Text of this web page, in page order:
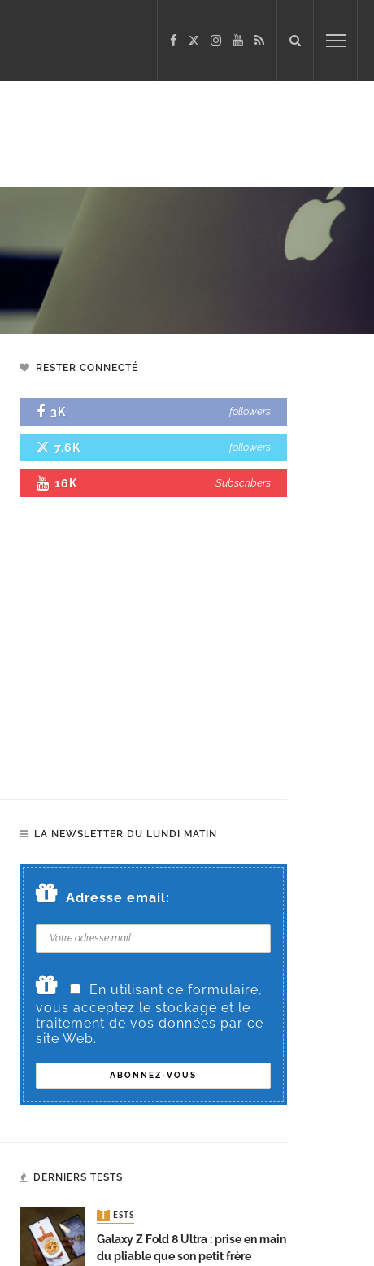
RESTER CONNECTÉ
3K followers
7.6K followers
16K Subscribers
LA NEWSLETTER DU LUNDI MATIN
Adresse email:
En utilisant ce formulaire,
vous acceptez le stockage et le
traitement de vos données par ce
site Web.
DERNIERS TESTS
TESTS
Galaxy Z Fold 8 Ultra : prise en main
du pliable que son petit frère